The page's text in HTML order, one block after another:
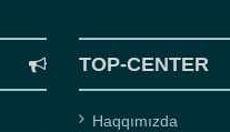
TOP-CENTER
Haqqımızda